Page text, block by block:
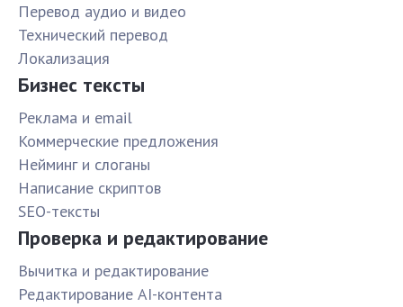
Перевод аудио и видео
Технический перевод
Локализация
Бизнес тексты
Реклама и email
Коммерческие предложения
Нейминг и слоганы
Написание скриптов
SEO-тексты
Проверка и редактирование
Вычитка и редактирование
Редактирование AI-контента